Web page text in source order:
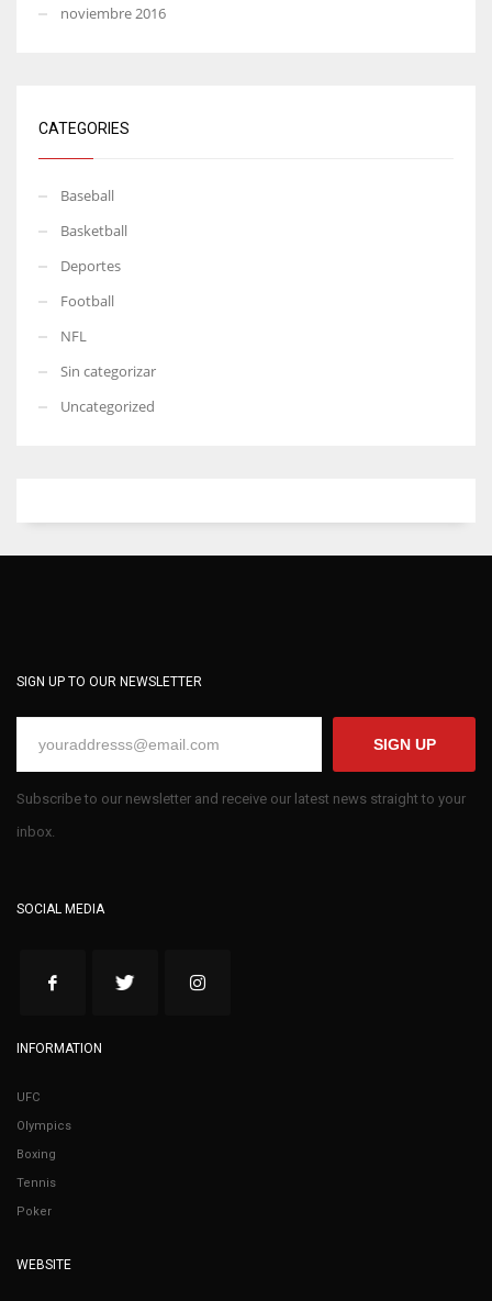
noviembre 2016
CATEGORIES
Baseball
Basketball
Deportes
Football
NFL
Sin categorizar
Uncategorized
SIGN UP TO OUR NEWSLETTER
SIGN UP
Subscribe to our newsletter and receive our latest news straight to your
inbox.
SOCIAL MEDIA
INFORMATION
UFC
Olympics
Boxing
Tennis
Poker
WEBSITE